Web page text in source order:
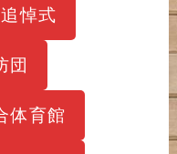
悼式
団
体育館